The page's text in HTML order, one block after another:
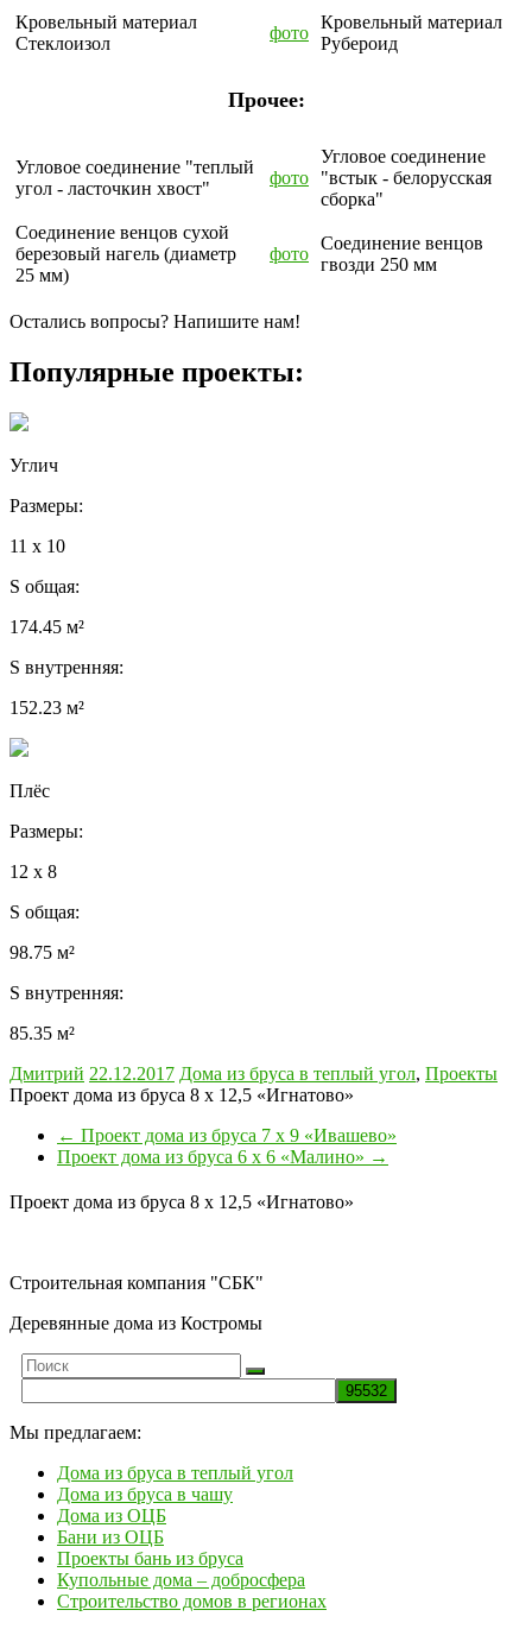
Кровельный материал
Стеклоизол
фото
Кровельный материал
Рубероид
Прочее:
Угловое соединение "теплый
угол - ласточкин хвост"
фото
Угловое соединение
"встык - белорусская
сборка"
Соединение венцов сухой
березовый нагель (диаметр
25 мм)
фото
Соединение венцов
гвозди 250 мм
Остались вопросы? Напишите нам!
Популярные проекты:
Углич
Размеры:
11 x 10
S общая:
174.45 м²
S внутренняя:
152.23 м²
Плёс
Размеры:
12 x 8
S общая:
98.75 м²
S внутренняя:
85.35 м²
Дмитрий 22.12.2017 Дома из бруса в теплый угол, Проекты
Проект дома из бруса 8 х 12,5 «Игнатово»
← Проект дома из бруса 7 х 9 «Ивашево»
Проект дома из бруса 6 х 6 «Малино» →
Проект дома из бруса 8 х 12,5 «Игнатово»
Строительная компания "СБК"
Деревянные дома из Костромы
Мы предлагаем:
Дома из бруса в теплый угол
Дома из бруса в чашу
Дома из ОЦБ
Бани из ОЦБ
Проекты бань из бруса
Купольные дома – добросфера
Строительство домов в регионах